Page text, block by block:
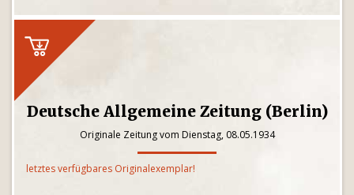
Deutsche Allgemeine Zeitung (Berlin)
Originale Zeitung vom Dienstag, 08.05.1934
letztes verfügbares Originalexemplar!